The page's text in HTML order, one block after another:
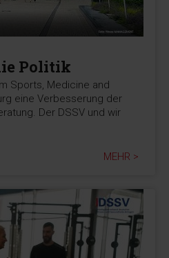
Politik
Sports, Medicine and
eine Verbesserung der
Der DSSV und wir
MEHR >